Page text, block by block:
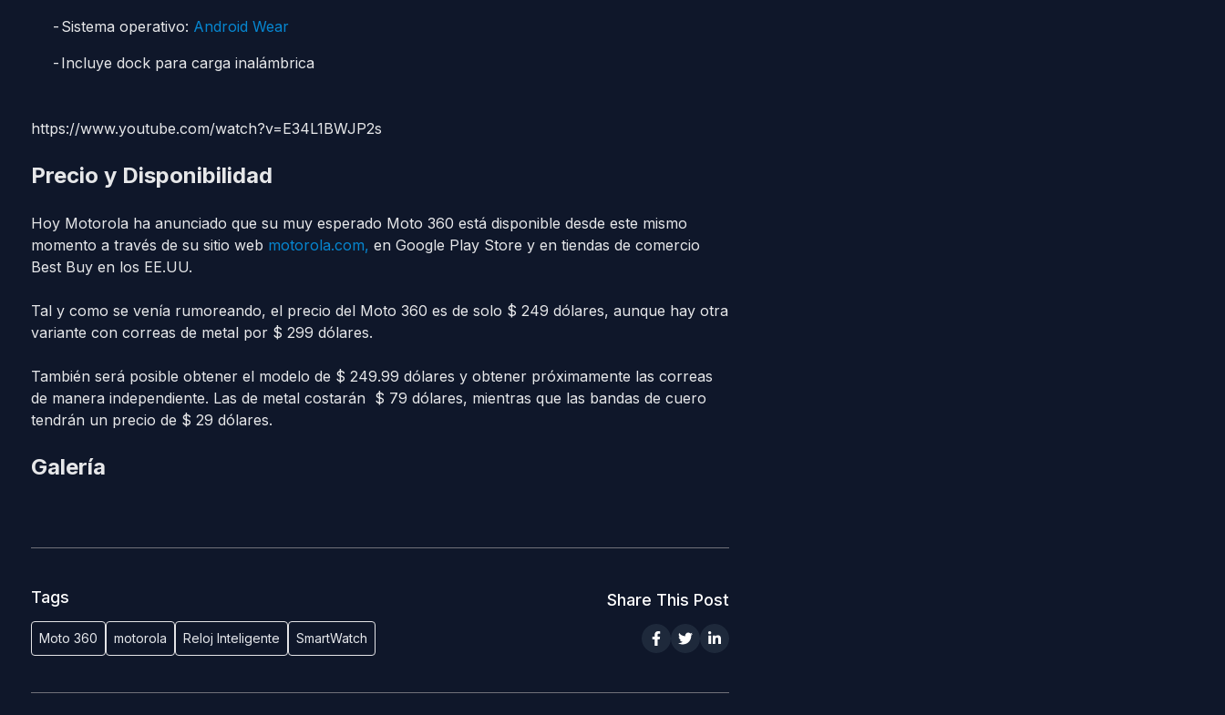
Sistema operativo: Android Wear
Incluye dock para carga inalámbrica
https://www.youtube.com/watch?v=E34L1BWJP2s
Precio y Disponibilidad
Hoy Motorola ha anunciado que su muy esperado Moto 360 está disponible desde este mismo
momento a través de su sitio web motorola.com, en Google Play Store y en tiendas de comercio
Best Buy en los EE.UU.
Tal y como se venía rumoreando, el precio del Moto 360 es de solo $ 249 dólares, aunque hay otra
variante con correas de metal por $ 299 dólares.
También será posible obtener el modelo de $ 249.99 dólares y obtener próximamente las correas
de manera independiente. Las de metal costarán $ 79 dólares, mientras que las bandas de cuero
tendrán un precio de $ 29 dólares.
Galería
Tags
Moto 360 motorola Reloj Inteligente SmartWatch
Share This Post